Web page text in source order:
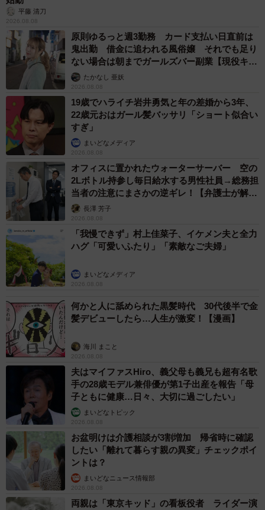
平藤 清刀
2026.08.08
原則ゆるっと週3勤務 カード支払い日直前は
鬼出勤 借金に追われる風俗嬢 それでも足り
ない場合は朝までガールズバー副業【現役キャ
ストに取材】
たかなし 亜妖
2026.08.08
19歳でハライチ岩井勇気と年の差婚から3年、
22歳元おはガール髪バッサリ「ショート似合い
すぎ」
まいどなメディア
2026.08.08
オフィスに置かれたウォーターサーバー 空の
2Lボトル持参し毎日給水する男性社員→総務担
当者の注意にまさかの逆ギレ！【弁護士が解
説】長澤 芳子
2026.08.08
「我慢できず」村上佳菜子、イケメン夫と全力
ハグ「可愛いふたり」「素敵なご夫婦」
まいどなメディア
2026.08.08
何かと人に舐められた黒髪時代 30代後半で金
髪デビューしたら…人生が激変！【漫画】
海川 まこと
2026.08.08
夫はマイファスHiro、義父母も義兄も超有名歌
手の28歳モデル兼俳優が第1子出産を報告「母
子ともに健康…日々、大切に過ごしたい」
まいどなトピック
2026.08.08
お盆明けは介護相談が3割増加 帰省時に確認
したい「離れて暮らす親の異変」チェックポイ
ントは？
まいどなニュース情報部
2026.08.08
両親は「東京キッド」の看板役者 ライダー演